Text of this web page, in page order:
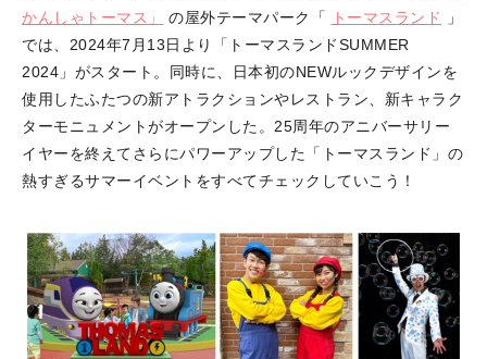
かんしゃトーマス」
の屋外テーマパーク「 トーマスランド
」
では、2024年7月13日より「トーマスランドSUMMER
2024」がスタート。同時に、日本初のNEWルックデザインを
使用したふたつの新アトラクションやレストラン、新キャラク
ターモニュメントがオープンした。25周年のアニバーサリー
イヤーを終えてさらにパワーアップした「トーマスランド」の
熱すぎるサマーイベントをすべてチェックしていこう！